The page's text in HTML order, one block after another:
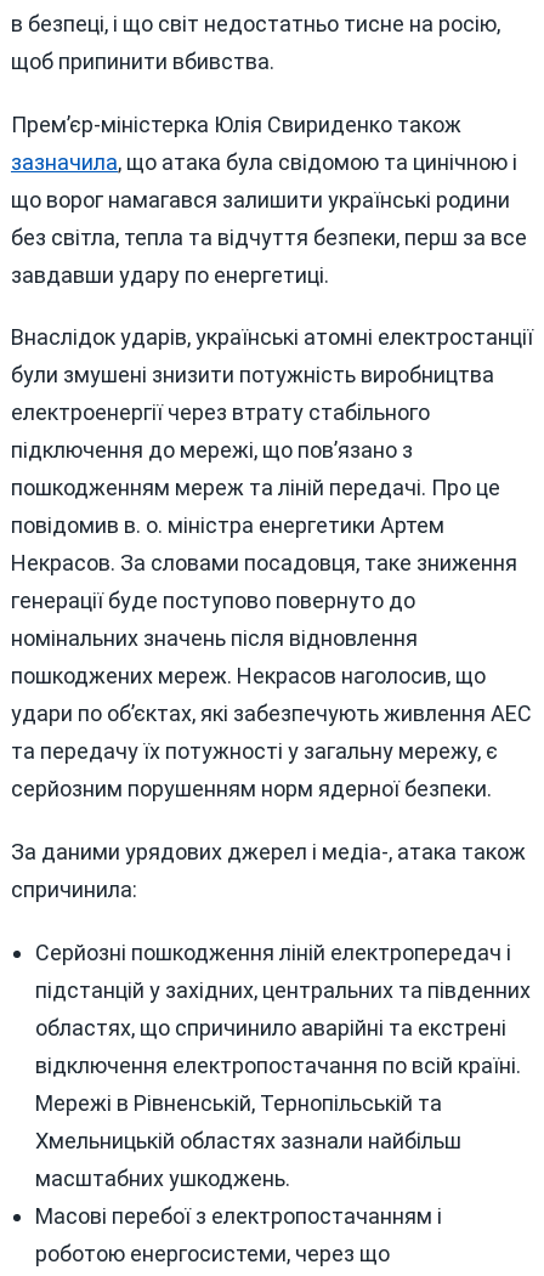
в безпеці, і що світ недостатньо тисне на росію,
щоб припинити вбивства.
Прем’єр‑міністерка Юлія Свириденко також
зазначила, що атака була свідомою та цинічною і
що ворог намагався залишити українські родини
без світла, тепла та відчуття безпеки, перш за все
завдавши удару по енергетиці.
Внаслідок ударів, українські атомні електростанції
були змушені знизити потужність виробництва
електроенергії через втрату стабільного
підключення до мережі, що пов’язано з
пошкодженням мереж та ліній передачі. Про це
повідомив в. о. міністра енергетики Артем
Некрасов. За словами посадовця, таке зниження
генерації буде поступово повернуто до
номінальних значень після відновлення
пошкоджених мереж. Некрасов наголосив, що
удари по об’єктах, які забезпечують живлення АЕС
та передачу їх потужності у загальну мережу, є
серйозним порушенням норм ядерної безпеки.
За даними урядових джерел і медіа‑, атака також
спричинила:
Серйозні пошкодження ліній електропередач і
підстанцій у західних, центральних та південних
областях, що спричинило аварійні та екстрені
відключення електропостачання по всій країні.
Мережі в Рівненській, Тернопільській та
Хмельницькій областях зазнали найбільш
масштабних ушкоджень.
Масові перебої з електропостачанням і
роботою енергосистеми, через що